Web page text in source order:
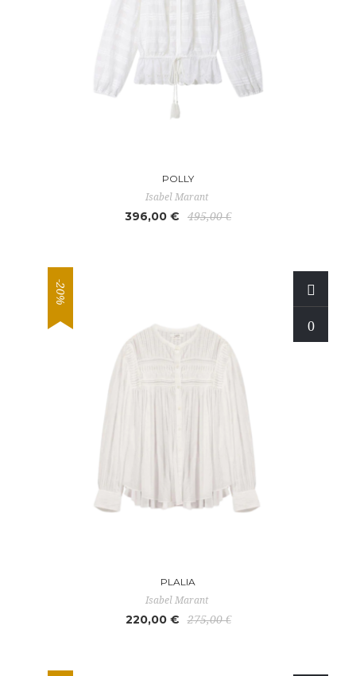
POLLY
Isabel Marant
396,00 € 495,00 €
-20%
PLALIA
Isabel Marant
220,00 € 275,00 €